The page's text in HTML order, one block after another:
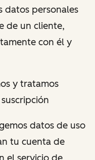
datos personales
de un cliente,
con él y
y tratamos
datos de uso
tu cuenta de